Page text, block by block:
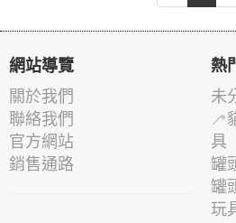
網站導覽
關於我們
聯絡我們
官方網站
銷售通路
熱
未
🦯
具
罐
罐
玩